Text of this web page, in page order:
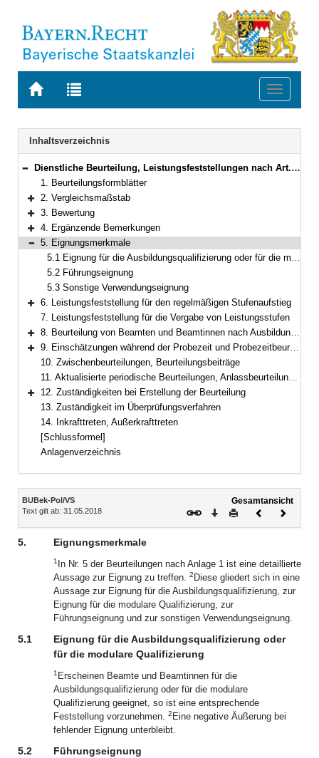
Zur
BAYERN.RECHT
Zur
letzten
Suche
Toggle
Navigation
Inhaltsverzeichnis
Bereich reduzieren
Dienstliche Beurteilung, Leistungsfeststellungen nach Art. 30 und 66 BayBesG in Verbindung mit Art. 62 LlbG für die Beamten und Beamtinnen der Bayerischen Polizei und des Bayerischen Landesamtes für Verfassungsschutz
1. Beurteilungsformblätter
Bereich erweitern
2. Vergleichsmaßstab
Bereich erweitern
3. Bewertung
Bereich erweitern
4. Ergänzende Bemerkungen
Bereich reduzieren
5. Eignungsmerkmale
5.1 Eignung für die Ausbildungsqualifizierung oder für die modulare Qualifizierung
5.2 Führungseignung
5.3 Sonstige Verwendungseignung
Bereich erweitern
6. Leistungsfeststellung für den regelmäßigen Stufenaufstieg
7. Leistungsfeststellung für die Vergabe von Leistungsstufen
Bereich erweitern
8. Beurteilung von Beamten und Beamtinnen nach Ausbildungsqualifizierung, Übernahme von anderen Dienstherren oder aus den Bereichen anderer oberster Dienstbehörden, Wiedereinstellung, Reaktivierung, Beurlaubung
Bereich erweitern
9. Einschätzungen während der Probezeit und Probezeitbeurteilungen
10. Zwischenbeurteilungen, Beurteilungsbeiträge
11. Aktualisierte periodische Beurteilungen, Anlassbeurteilungen
Bereich erweitern
12. Zuständigkeiten bei Erstellung der Beurteilung
13. Zuständigkeit im Überprüfungsverfahren
14. Inkrafttreten, Außerkrafttreten
[Schlussformel]
Anlagenverzeichnis
Inhalt
BUBek-Pol/VS
Text gilt ab: 31.05.2018
Gesamtansicht
Download
DruckenVorheriges
5. Eignungsmerkmale
1 In Nr. 5 der Beurteilungen nach Anlage 1 ist eine detaillierte
Aussage zur Eignung zu treffen. 2 Diese gliedert sich in eine
Aussage zur Eignung für die Ausbildungsqualifizierung, zur
Eignung für die modulare Qualifizierung, zur
Führungseignung und zur sonstigen Verwendungseignung.
5.1
Eignung für die Ausbildungsqualifizierung oder
für die modulare Qualifizierung
1 Erscheinen Beamte und Beamtinnen für die
Ausbildungsqualifizierung oder für die modulare
Qualifizierung geeignet, so ist eine entsprechende
Feststellung vorzunehmen. 2 Eine negative Äußerung bei
fehlender Eignung unterbleibt.
5.2 Führungseignung